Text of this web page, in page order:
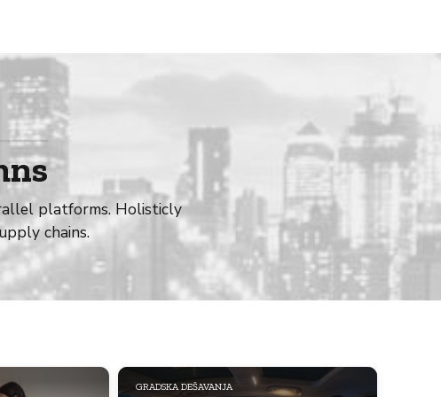
platforms. Holisticly
chains.
GRADSKA DEŠAVANJA